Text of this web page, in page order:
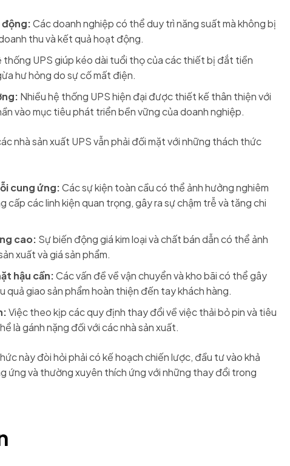
động:Các doanh nghiệp có thể duy trì năng suất mà không bị
thu và kết quả hoạt động.
thống UPS giúp kéo dài tuổi thọ của các thiết bị đắt tiền
hư hỏng do sự cố mất điện.
Nhiều hệ thống UPS hiện đại được thiết kế thân thiện với
vào mục tiêu phát triển bền vững của doanh nghiệp.
nhà sản xuất UPS vẫn phải đối mặt với những thách thức
cung ứng:Các sự kiện toàn cầu có thể ảnh hưởng nghiêm
cấp các linh kiện quan trọng, gây ra sự chậm trễ và tăng chi
cao: Sự biến động giá kim loại và chất bán dẫn có thể ảnh
xuất và giá sản phẩm.
hậu cần:Các vấn đề về vận chuyển và kho bãi có thể gây
quả giao sản phẩm hoàn thiện đến tay khách hàng.
Việc theo kịp các quy định thay đổi về việc thải bỏ pin và tiêu
là gánh nặng đối với các nhà sản xuất.
này đòi hỏi phải có kế hoạch chiến lược, đầu tư vào khả
ứng và thường xuyên thích ứng với những thay đổi trong